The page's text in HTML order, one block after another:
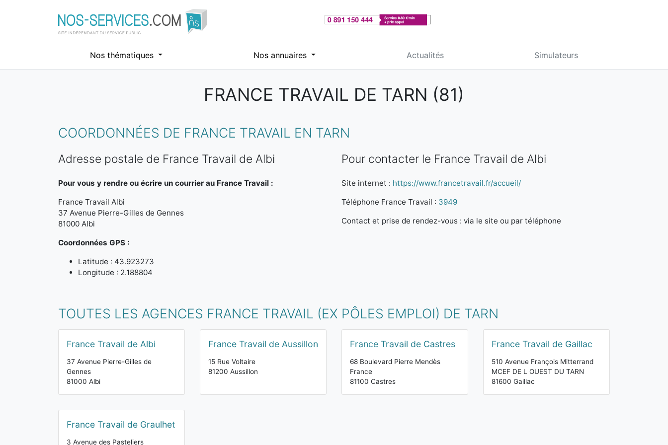
Nos thématiques Nos annuaires Actualités Simulateurs
FRANCE TRAVAIL DE TARN (81)
COORDONNÉES DE FRANCE TRAVAIL EN TARN
Adresse postale de France Travail de Albi
Pour vous y rendre ou écrire un courrier au France Travail :
France Travail Albi
37 Avenue Pierre-Gilles de Gennes
81000 Albi
Coordonnées GPS :
Latitude : 43.923273
Longitude : 2.188804
Pour contacter le France Travail de Albi
Site internet : https://www.francetravail.fr/accueil/
Téléphone France Travail : 3949
Contact et prise de rendez-vous : via le site ou par téléphone
TOUTES LES AGENCES FRANCE TRAVAIL (EX PÔLES EMPLOI) DE TARN
France Travail de Albi
37 Avenue Pierre-Gilles de
Gennes
81000 Albi
France Travail de Aussillon
15 Rue Voltaire
81200 Aussillon
France Travail de Castres
68 Boulevard Pierre Mendès
France
81100 Castres
France Travail de Gaillac
510 Avenue François Mitterrand
MCEF DE L OUEST DU TARN
81600 Gaillac
France Travail de Graulhet
3 Avenue des Pasteliers